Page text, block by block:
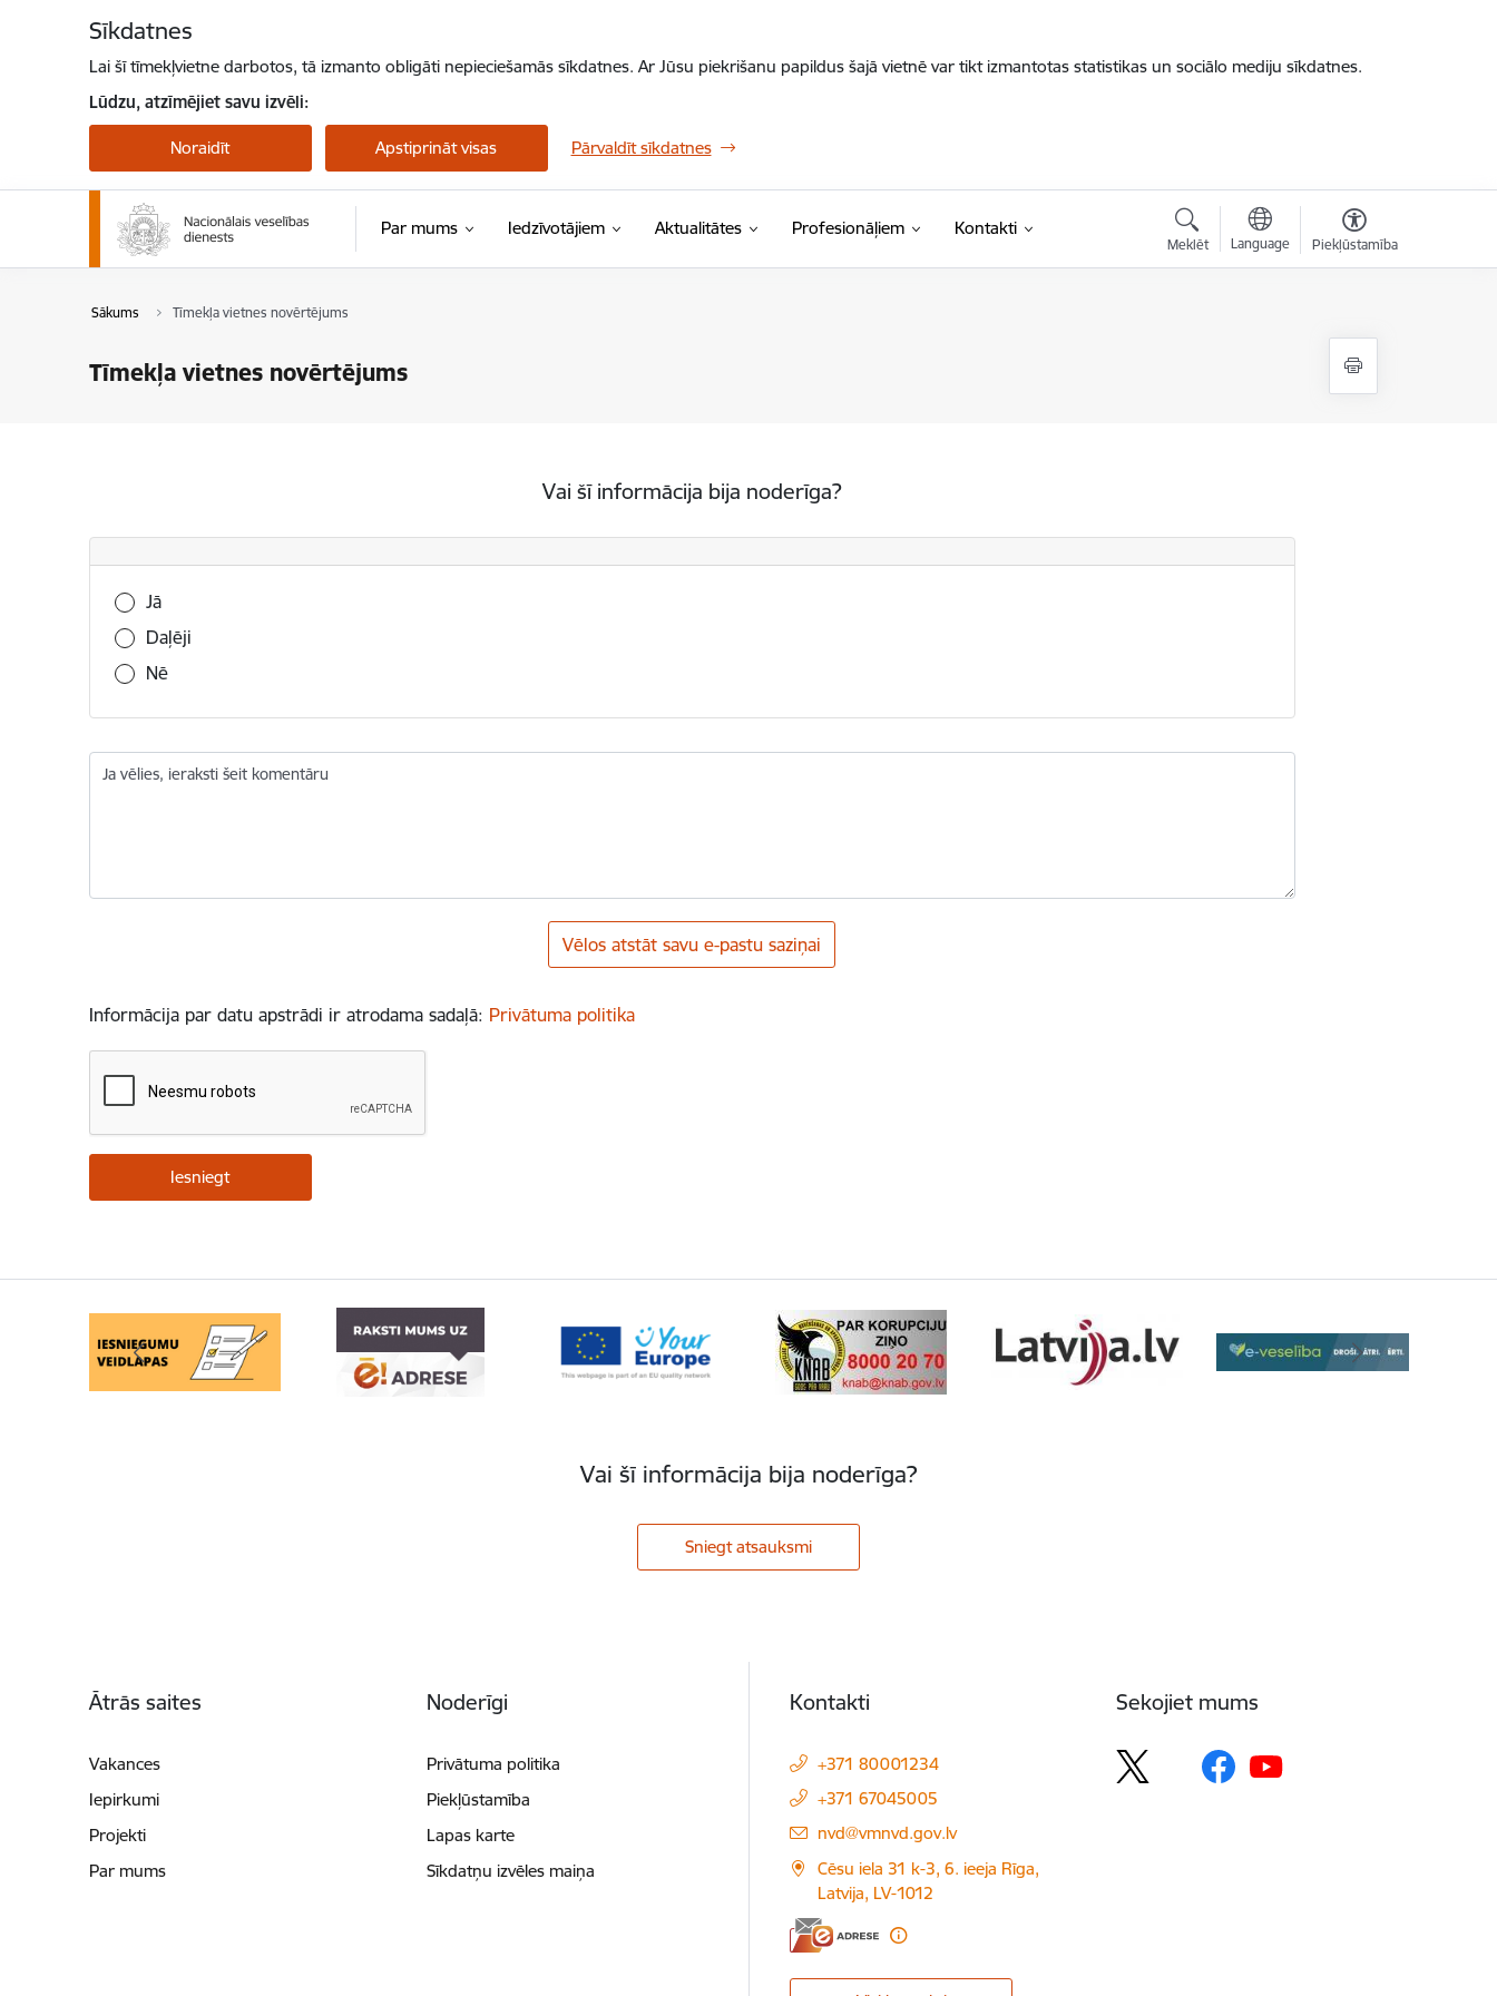
Sīkdatnes
Lai šī tīmekļvietne darbotos, tā izmanto obligāti nepieciešamās sīkdatnes. Ar Jūsu piekrišanu papildus šajā vietnē var tikt izmantotas statistikas un sociālo mediju sīkdatnes.
Lūdzu, atzīmējiet savu izvēli:
Noraidīt Apstiprināt visas Pārvaldīt sīkdatnes
Par mums Iedzīvotājiem Aktualitātes Profesionāļiem Kontakti
Meklēt Language Piekļūstamība
Sākums Tīmekļa vietnes novērtējums
Tīmekļa vietnes novērtējums
Vai šī informācija bija noderīga?
Vai šī informācija bija noderīga?
Jā
Daļēji
Nē
Ja vēlies, ieraksti šeit komentāru
Vēlos atstāt savu e-pastu saziņai
Informācija par datu apstrādi ir atrodama sadaļā: Privātuma politika
Vai šī informācija bija noderīga?
Sniegt atsauksmi
Ātrās saites
Vakances
Iepirkumi
Projekti
Par mums
Noderīgi
Privātuma politika
Piekļūstamība
Lapas karte
Sīkdatņu izvēles maiņa
Kontakti
+371 80001234
+371 67045005
E-pasts:
nvd@vmnvd.gov.lv
Cēsu iela 31 k-3, 6. ieeja Rīga,
Latvija, LV-1012
Sekojiet mums